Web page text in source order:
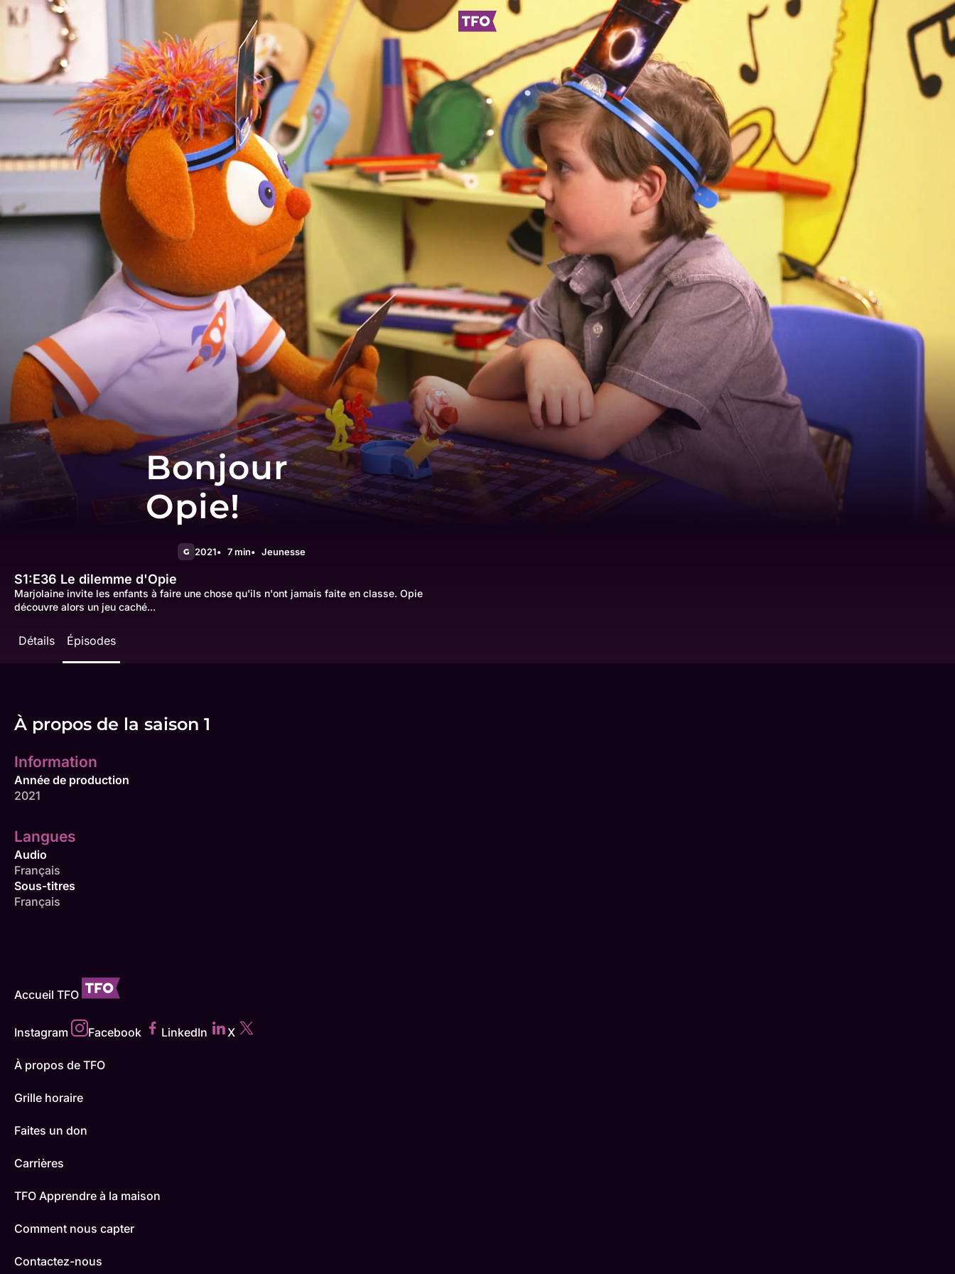
Bonjour
Opie!
G 2021 7 min Jeunesse
S1:E36 Le dilemme d'Opie
Marjolaine invite les enfants à faire une chose qu'ils n'ont jamais faite en classe. Opie
découvre alors un jeu caché...
Détails Épisodes
À propos de la saison 1
Information
Année de production
2021
Langues
Audio
Français
Sous-titres
Français
Accueil TFO
Instagram Facebook LinkedIn X
À propos de TFO
Grille horaire
Faites un don
Carrières
TFO Apprendre à la maison
Comment nous capter
Contactez-nous